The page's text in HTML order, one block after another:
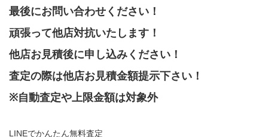
最後にお問い合わせください！
頑張って他店対抗いたします！
他店お見積後に申し込みください！
査定の際は他店お見積金額提示下さい！
※自動査定や上限金額は対象外
LINEでかんたん無料査定